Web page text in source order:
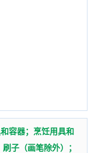
容器；烹饪用具和
子（画笔除外）；